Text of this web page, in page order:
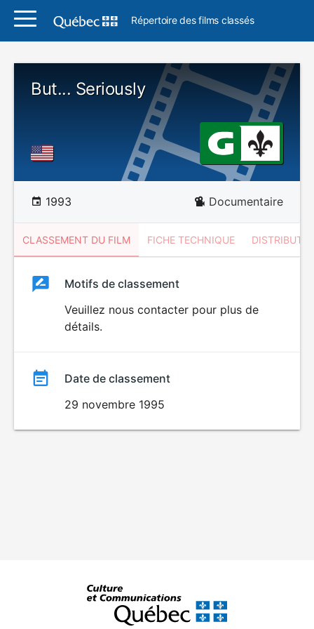
Répertoire des films classés
But... Seriously
1993 Documentaire
CLASSEMENT DU FILM FICHE TECHNIQUE
ClassementClassement
Motifs de classement
Veuillez nous contacter pour plus de
détails.
Date de classement
29 novembre 1995